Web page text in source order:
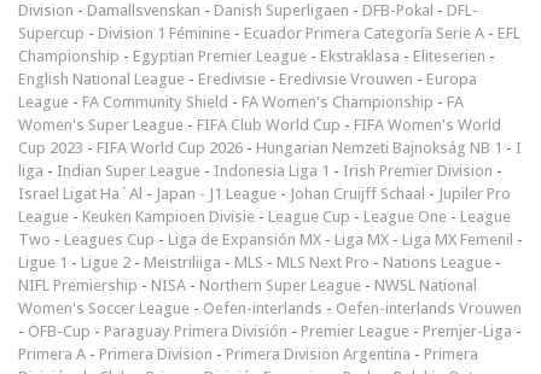
Division - Damallsvenskan - Danish Superligaen - DFB-Pokal - DFL-
Supercup - Division 1 Féminine - Ecuador Primera Categoría Serie A - EFL
Championship - Egyptian Premier League - Ekstraklasa - Eliteserien -
English National League - Eredivisie - Eredivisie Vrouwen - Europa
League - FA Community Shield - FA Women's Championship - FA
Women's Super League - FIFA Club World Cup - FIFA Women's World
Cup 2023 - FIFA World Cup 2026 - Hungarian Nemzeti Bajnokság NB 1 - I
liga - Indian Super League - Indonesia Liga 1 - Irish Premier Division -
Israel Ligat Ha`Al - Japan - J1 League - Johan Cruijff Schaal - Jupiler Pro
League - Keuken Kampioen Divisie - League Cup - League One - League
Two - Leagues Cup - Liga de Expansión MX - Liga MX - Liga MX Femenil -
Ligue 1 - Ligue 2 - Meistriliiga - MLS - MLS Next Pro - Nations League -
NIFL Premiership - NISA - Northern Super League - NWSL National
Women's Soccer League - Oefen-interlands - Oefen-interlands Vrouwen
- ÖFB-Cup - Paraguay Primera División - Premier League - Premjer-Liga -
Primera A - Primera Division - Primera Division Argentina - Primera